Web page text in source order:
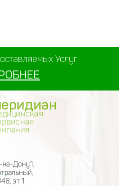
Услуг
на-Дону1,
эт 1